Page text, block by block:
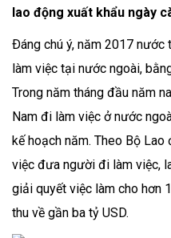
lao động xuất khẩu ngày
Ðáng chú ý, năm 2017
làm việc tại nước ngoài,
Trong năm tháng đầu năm
Nam đi làm việc ở nước
kế hoạch năm. Theo Bộ
việc đưa người đi làm việc,
giải quyết việc làm cho hơn
thu về gần ba tỷ USD.